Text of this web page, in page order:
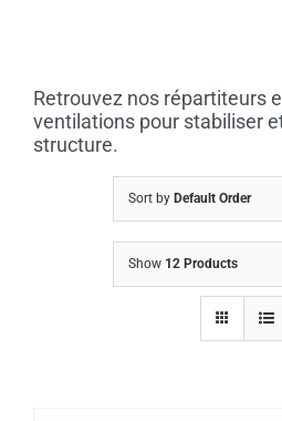
Retrouvez nos répartiteurs
ventilations pour stabiliser
structure.
Sort by Default Order
Show 12 Products